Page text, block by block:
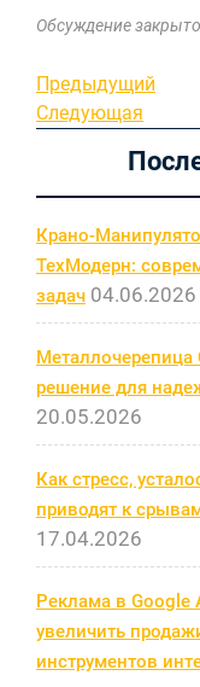
Обсуждение
по
записям
Предыдущая
запись
Предыдущий
Следующая
Следующая
Крано-
ТехМодерн:
задач 04.06.2026
Металлочерепица
решение для
20.05.2026
Как стресс,
приводят к
17.04.2026
Реклама в Google
увеличить
инструментов